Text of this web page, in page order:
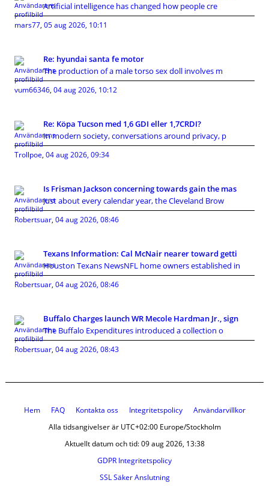
Artificial intelligence has changed how people cre
mars77, 05 aug 2026, 10:11
Re: hyundai santa fe motor
The production of a male torso sex doll involves m
vum66346, 04 aug 2026, 10:12
Re: Köpa Tucson med 1,6 GDI eller 1,7CRDI?
In modern society, conversations around privacy, p
Trollpoe, 04 aug 2026, 09:34
Is Frisman Jackson concerning towards gain the mas
Just about every calendar year, the Cleveland Brow
Robertsuar, 04 aug 2026, 08:46
Texans Information: Cal McNair nearer toward getti
Houston Texans NewsNFL home owners established in
Robertsuar, 04 aug 2026, 08:46
Buffalo Charges launch WR Mecole Hardman Jr., sign
The Buffalo Expenditures introduced a collection o
Robertsuar, 04 aug 2026, 08:43
Hem FAQ Kontakta oss Integritetspolicy
Användarvillkor
Alla tidsangivelser är UTC+02:00 Europe/Stockholm
Aktuellt datum och tid: 09 aug 2026, 13:38
GDPR Integritetspolicy
SSL Säker Anslutning